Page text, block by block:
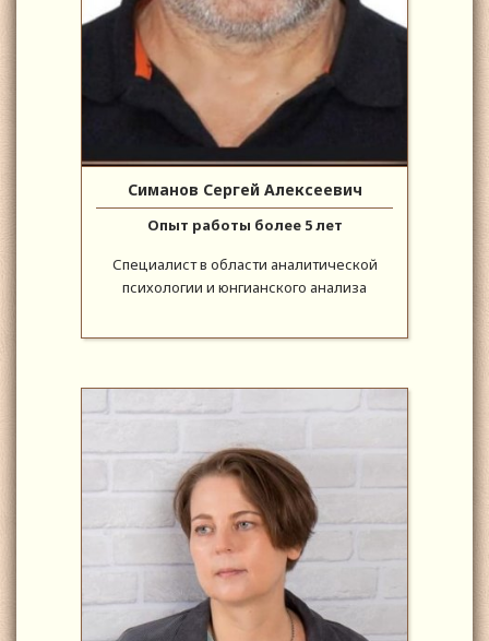
Симанов Сергей Алексеевич
Опыт работы более 5 лет
Специалист в области аналитической
психологии и юнгианского анализа